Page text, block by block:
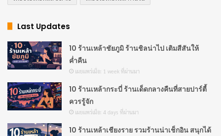
Last Updates
10 ร้านเหล้าชัยภูมิ ร้านชิลน่าไป เติมสีสันให้
ค่ำคืน
เผยแพร่เมื่อ: 1 week ที่ผ่านมา
10 ร้านเหล้ากระบี่ ร้านเด็ดกลางคืนที่สายปาร์ตี้
ควรรู้จัก
เผยแพร่เมื่อ: 4 days ที่ผ่านมา
10 ร้านเหล้าเชียงราย รวมร้านน่าเช็กอิน สนุกได้